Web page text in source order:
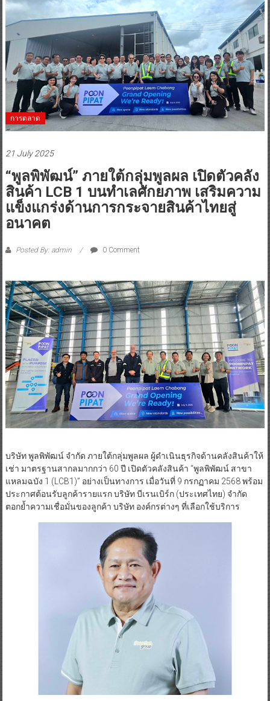
การตลาด
21 July 2025
“พูลพิพัฒน์” ภายใต้กลุ่มพูลผล เปิดตัวคลัง
สินค้า LCB 1 บนทำเลศักยภาพ เสริมความ
แข็งแกร่งด้านการกระจายสินค้าไทยสู่
อนาคต
Posted By: admin 0 Comment
บริษัท พูลพิพัฒน์ จำกัด ภายใต้กลุ่มพูลผล ผู้ดำเนินธุรกิจด้านคลังสินค้าให้
เช่า มาตรฐานสากลมากกว่า 60 ปี เปิดตัวคลังสินค้า “พูลพิพัฒน์ สาขา
แหลมฉบัง 1 (LCB1)” อย่างเป็นทางการ เมื่อวันที่ 9 กรกฏาคม 2568 พร้อม
ประกาศต้อนรับลูกค้ารายแรก บริษัท บีเรนเบิร์ก (ประเทศไทย) จำกัด
ตอกย้ำความเชื่อมั่นของลูกค้า บริษัท องค์กรต่างๆ ที่เลือกใช้บริการ